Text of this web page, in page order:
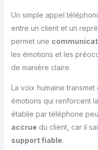
Un simple appel
entre un client et un
permet une
les émotions et les
de manière claire.
La voix humaine
émotions qui renforcent
établie par téléphone
accrue du client, car il
support fiable.